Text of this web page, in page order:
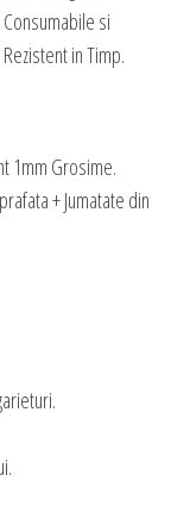
si
in Timp.
1mm Grosime.
+ Jumatate din